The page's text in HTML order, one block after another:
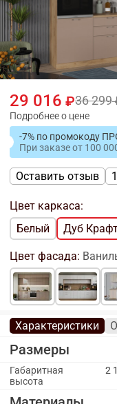
29 016 36 299
Подробнее о цене
-7% по промокоду
При заказеот 100
Оставить отзыв
Цвет каркаса:
Белый
Дуб
Цвет фасада:
Характеристики
Размеры
Габаритная
высота
2